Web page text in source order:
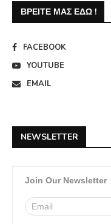
ΒΡΕΊΤΕ ΜΑΣ ΕΔΏ !
FACEBOOK
YOUTUBE
EMAIL
NEWSLETTER
Join Our Newsletter